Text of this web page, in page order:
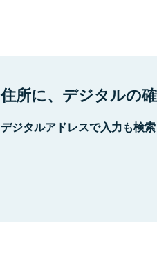
住所に、デジタルの確
デジタルアドレスで入力も検索